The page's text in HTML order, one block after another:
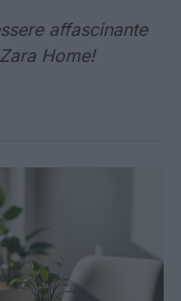
affascinante
Home!